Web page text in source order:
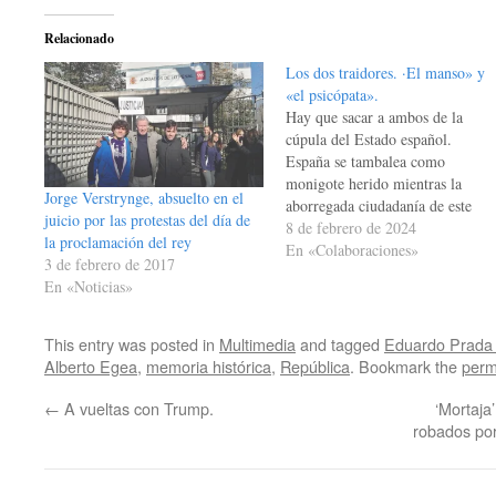
Relacionado
Jorge Verstrynge, absuelto en el
juicio por las protestas del día de
la proclamación del rey
3 de febrero de 2017
En «Noticias»
Los dos traidores. ·El manso» y
«el psicópata».
Hay que sacar a ambos de la
cúpula del Estado español.
España se tambalea como
monigote herido mientras la
aborregada ciudadanía de este
país, hasta hace poco potencia
económica y política europea, se
dos…
8 de febrero de 2024
En «Colaboraciones»
This entry was posted in Multimedia and tagged Eduardo
Alberto Egea, memoria histórica, República. Bookmark the
← A vueltas con Trump.
robados